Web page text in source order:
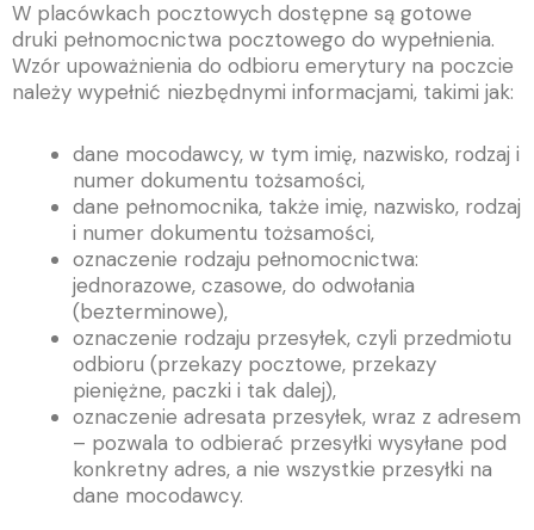
W placówkach pocztowych dostępne są gotowe
druki pełnomocnictwa pocztowego do wypełnienia.
Wzór upoważnienia do odbioru emerytury na poczcie
należy wypełnić niezbędnymi informacjami, takimi jak:
dane mocodawcy, w tym imię, nazwisko, rodzaj i
numer dokumentu tożsamości,
dane pełnomocnika, także imię, nazwisko, rodzaj
i numer dokumentu tożsamości,
oznaczenie rodzaju pełnomocnictwa:
jednorazowe, czasowe, do odwołania
(bezterminowe),
oznaczenie rodzaju przesyłek, czyli przedmiotu
odbioru (przekazy pocztowe, przekazy
pieniężne, paczki i tak dalej),
oznaczenie adresata przesyłek, wraz z adresem
– pozwala to odbierać przesyłki wysyłane pod
konkretny adres, a nie wszystkie przesyłki na
dane mocodawcy.